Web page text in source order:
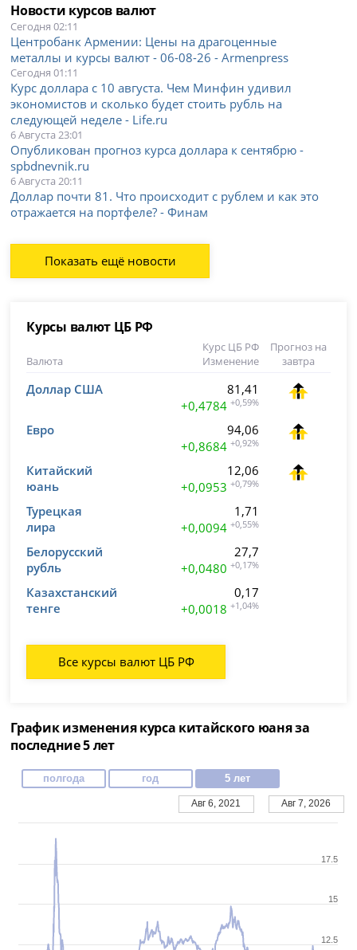
Новости курсов валют
Сегодня 02:11
Центробанк Армении: Цены на драгоценные
металлы и курсы валют - 06-08-26 - Armenpress
Сегодня 01:11
Курс доллара с 10 августа. Чем Минфин удивил
экономистов и сколько будет стоить рубль на
следующей неделе - Life.ru
6 Августа 23:01
Опубликован прогноз курса доллара к сентябрю -
spbdnevnik.ru
6 Августа 20:11
Доллар почти 81. Что происходит с рублем и как это
отражается на портфеле? - Финам
Показать ещё новости
Курсы валют ЦБ РФ
Валюта
Курс ЦБ РФ
Изменение
Прогноз на
завтра
Доллар США
81,41
+0,4784 +0,59%
Евро
94,06
+0,8684 +0,92%
Китайский
юань
12,06
+0,0953 +0,79%
Турецкая
лира
1,71
+0,0094 +0,55%
Белорусский
рубль
27,7
+0,0480 +0,17%
Казахстанский
тенге
0,17
+0,0018 +1,04%
Все курсы валют ЦБ РФ
График изменения курса китайского юаня за
последние 5 лет
12.5
15
17.5
полгода год 5 лет
Авг 6, 2021 Авг 7, 2026